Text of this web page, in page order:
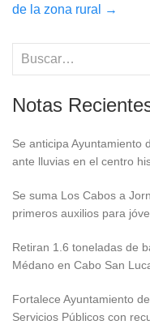
de la zona rural
→
Notas
Se anticipa Ayuntamiento
ante lluvias en el centro
Se suma Los Cabos a
primeros auxilios para
Retiran 1.6 toneladas de
Médano en Cabo San
Fortalece Ayuntamiento
Servicios Públicos con